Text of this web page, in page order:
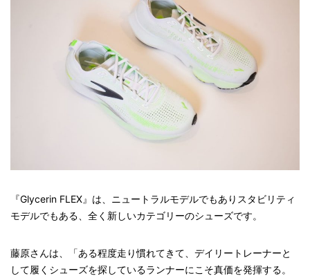
『Glycerin FLEX』は、ニュートラルモデルでもありスタビリティ
モデルでもある、全く新しいカテゴリーのシューズです。
藤原さんは、「ある程度走り慣れてきて、デイリートレーナーと
して履くシューズを探しているランナーにこそ真価を発揮する。